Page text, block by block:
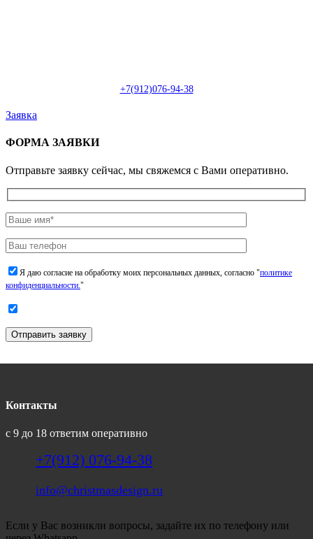
+7(912)076-94-38
Заявка
ФОРМА ЗАЯВКИ
Отправьте заявку сейчас, мы свяжемся с Вами оперативно.
Я даю согласие на обработку моих персональных данных, согласно "политике
конфиденциальности."
Отправить заявку
Контакты
с 9 до 18 ответим оперативно
+7(912) 076-94-38
info@christmasdesign.ru
Если у Вас возникли вопросы, задайте их по телефону или